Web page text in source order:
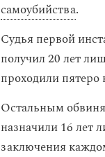
самоубийства.
Судья первой
получил 20 лет
проходили пятеро
Остальным
назначили 16 лет
заключения